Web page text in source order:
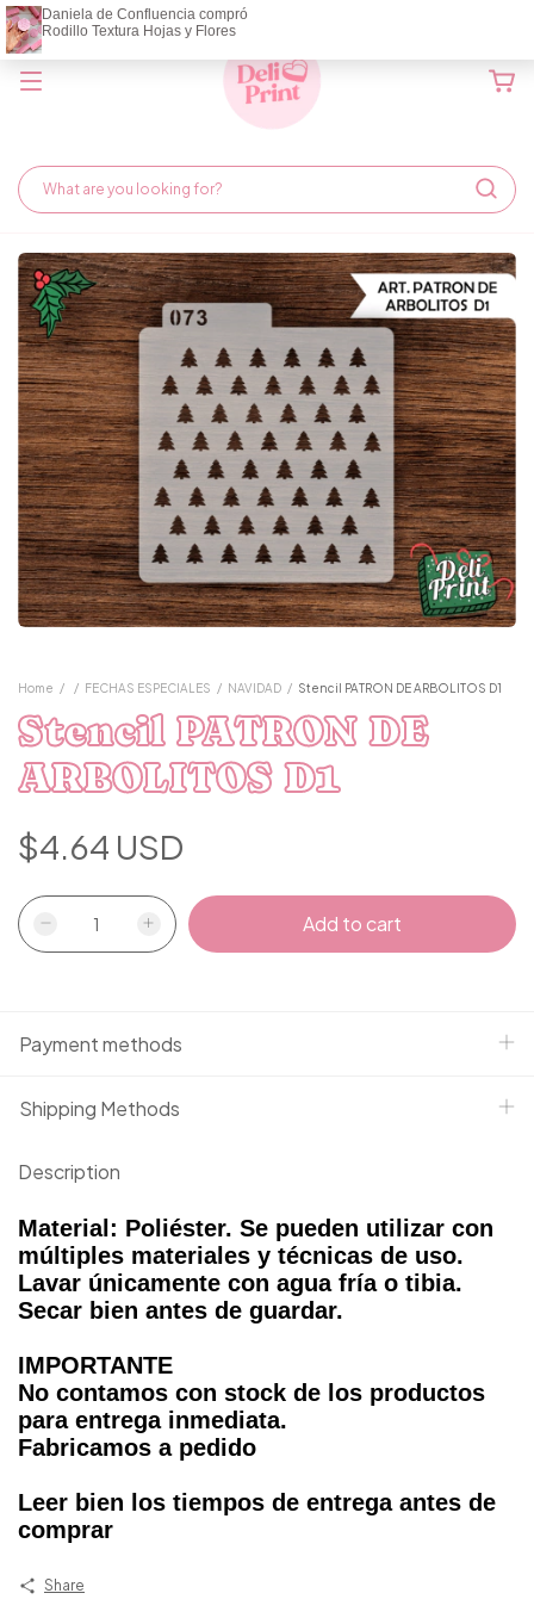
Home / / FECHAS ESPECIALES / NAVIDAD / Stencil PATRON DE ARBOLITOS D1
Stencil PATRON DE
ARBOLITOS D1
$4.64 USD
Payment methods
Shipping Methods
Description
Material: Poliéster. Se pueden utilizar con
múltiples materiales y técnicas de uso.
Lavar únicamente con agua fría o tibia.
Secar bien antes de guardar.
IMPORTANTE
No contamos con stock de los productos
para entrega inmediata.
Fabricamos a pedido
Leer bien los tiempos de entrega antes de
comprar
Share